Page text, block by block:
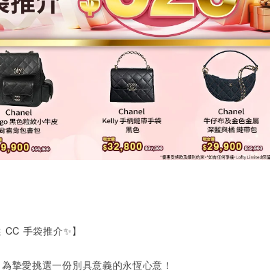
CC 手袋推介✨】
摯愛挑選一份別具意義的永恆心意！